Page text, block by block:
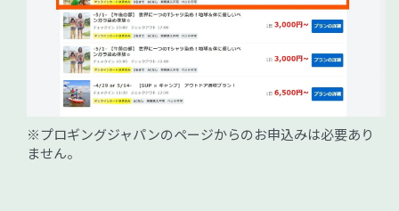
※プロギングジャパンのページからのお申込みは必要あり
ません。